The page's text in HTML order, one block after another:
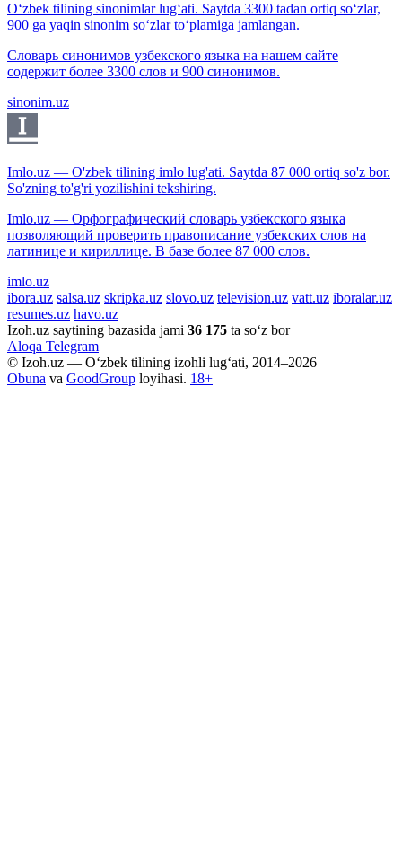
O‘zbek tilining sinonimlar lug‘ati. Saytda 3300 tadan ortiq so‘zlar,
900 ga yaqin sinonim so‘zlar to‘plamiga jamlangan.
Словарь синонимов узбекского языка на нашем сайте
содержит более 3300 слов и 900 синонимов.
sinonim.uz
Imlo.uz — O'zbek tilining imlo lug'ati. Saytda 87 000 ortiq so'z bor.
So'zning to'g'ri yozilishini tekshiring.
Imlo.uz — Орфографический словарь узбекского языка
позволяющий проверить правописание узбекских слов на
латинице и кириллице. В базе более 87 000 слов.
imlo.uz
ibora.uz salsa.uz skripka.uz slovo.uz television.uz vatt.uz iboralar.uz
resumes.uz havo.uz
Izoh.uz saytining bazasida jami 36 175 ta so‘z bor
Aloqa Telegram
© Izoh.uz — O‘zbek tilining izohli lug‘ati, 2014–2026
Obuna va GoodGroup loyihasi. 18+